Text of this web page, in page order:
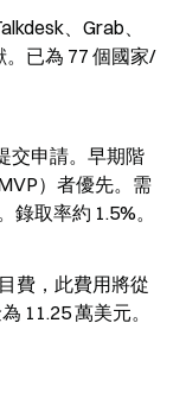
、Grab、
已為 77 個國家/
交申請。早期階
）者優先。需
取率約 1.5%。
費，此費用將從
11.25 萬美元。